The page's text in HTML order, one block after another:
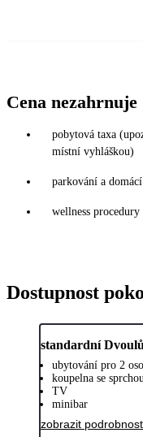
Cena nezahrnuje
pobytová taxa
místní vyhláškou)
parkování a
wellness procedury
Dostupnost
standardní
ubytování pro 2
koupelna se
TV
minibar
zobrazit